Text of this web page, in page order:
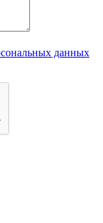
данных